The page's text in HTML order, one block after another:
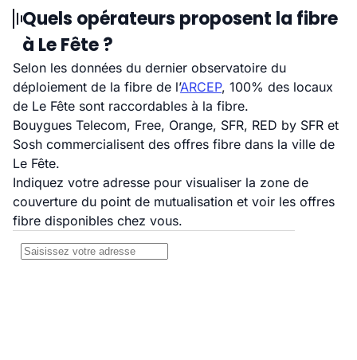
Quels opérateurs proposent la fibre
à Le Fête ?
Selon les données du dernier observatoire du
déploiement de la fibre de l’ARCEP, 100% des locaux
de Le Fête sont raccordables à la fibre.
Bouygues Telecom, Free, Orange, SFR, RED by SFR et
Sosh commercialisent des offres fibre dans la ville de
Le Fête.
Indiquez votre adresse pour visualiser la zone de
couverture du point de mutualisation et voir les offres
fibre disponibles chez vous.